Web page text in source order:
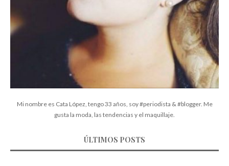
Mi nombre es Cata López, tengo 33 años, soy #periodista & #blogger. Me
gusta la moda, las tendencias y el maquillaje.
ÚLTIMOS POSTS